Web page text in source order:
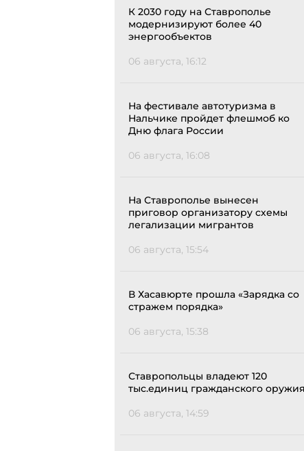
К 2030 году на Ставрополье
модернизируют более 40
энергообъектов
06 августа, 16:12
На фестивале автотуризма в
Нальчике пройдет флешмоб ко
Дню флага России
06 августа, 16:08
На Ставрополье вынесен
приговор организатору схемы
легализации мигрантов
06 августа, 15:54
В Хасавюрте прошла «Зарядка со
стражем порядка»
06 августа, 15:38
Ставропольцы владеют 120
тыс.единиц гражданского оружия
06 августа, 14:59